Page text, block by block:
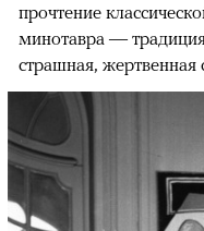
прочтение
минотавра —
страшная, жертвенная